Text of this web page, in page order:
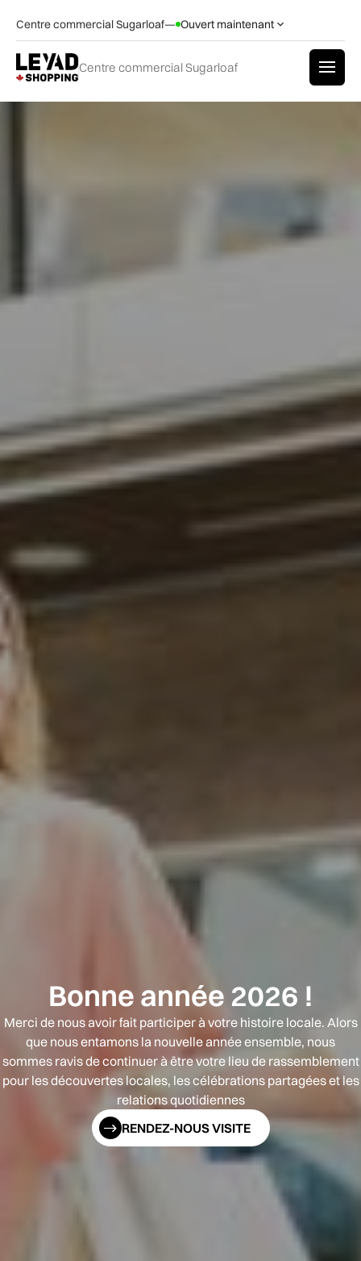
Centre commercial Sugarloaf— Ouvert maintenant
Centre commercial Sugarloaf
Bonne année 2026 !
Merci de nous avoir fait participer à votre histoire locale. Alors
que nous entamons la nouvelle année ensemble, nous
sommes ravis de continuer à être votre lieu de rassemblement
pour les découvertes locales, les célébrations partagées et les
relations quotidiennes
RENDEZ-NOUS VISITE